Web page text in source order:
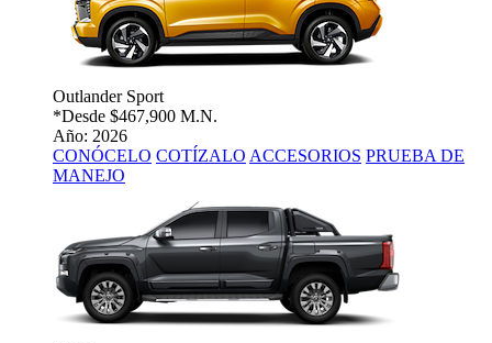
Outlander Sport
*Desde $467,900 M.N.
Año: 2026
CONÓCELO COTÍZALO ACCESORIOS PRUEBA DE
MANEJO